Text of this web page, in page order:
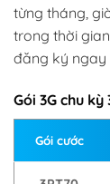
từng tháng,
trong thời
đăng ký ngay
Gói 3G chu
Gói cước